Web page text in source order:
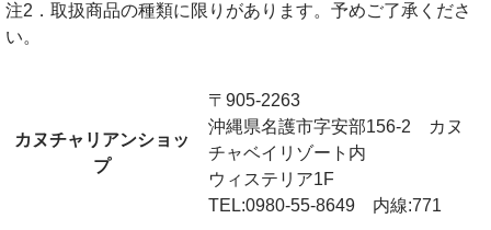
注2．取扱商品の種類に限りがあります。予めご了承くださ
い。
カヌチャリアンショッ
プ
〒905-2263
沖縄県名護市字安部156-2 カヌ
チャベイリゾート内
ウィステリア1F
TEL:0980-55-8649 内線:771